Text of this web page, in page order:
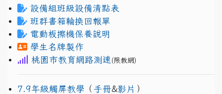
設備組班級設備清點表
班群書箱輪換回報單
電動板擦機保養說明
學生名牌製作
桃園市教育網路測速 (限教網)
7.9年級觸屏教學 （ 手冊&影片 ）